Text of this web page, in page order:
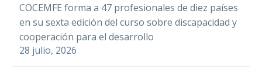
Orgánica de la
Comunidad
Valenciana,
COCEMFE CV, hace
un llamamiento
Facebook
Twitter
WhatsApp
COCEMFE retoma
COCEMFE forma a 47 profesionales de diez países
en su sexta edición del curso sobre discapacidad y
cooperación para el desarrollo
28 julio, 2026